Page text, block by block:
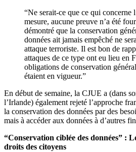
“Ne serait-ce que ce qui concerne
mesure, aucune preuve n’a été
démontré que la conservation
données ait jamais empêché ne
attaque terroriste. Il est bon de
attaques de ce type ont eu lieu en
obligations de conservation
étaient en vigueur.”
En début de semaine, la CJUE a (dans
l’Irlande) également rejeté l’approche
la conservation des données par des
mais à accéder aux données à d’autres
“Conservation ciblée des données” :
droits des citoyens